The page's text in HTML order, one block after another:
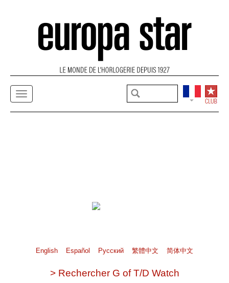
English Español Pусский 繁體中文 简体中文
> Rechercher G of T/D Watch